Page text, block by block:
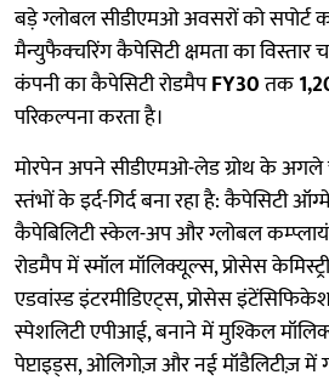
बड़े ग्लोबल सीडीएमओ अवसरों को सपोर्ट
मैन्युफैक्चरिंग कैपेसिटी क्षमता का विस्तार
कंपनी का कैपेसिटी रोडमैपFY30तक
परिकल्पना करता है।
मोरपेन अपने सीडीएमओ-लेड ग्रोथ के अगले
स्तंभों के इर्द-गिर्द बना रहा है: कैपेसिटी
कैपेबिलिटी स्केल-अप और ग्लोबल
रोडमैप में स्मॉल मॉलिक्यूल्स, प्रोसेस
एडवांस्ड इंटरमीडिएट्स, प्रोसेस
स्पेशलिटी एपीआई, बनाने में मुश्किल
पेप्टाइड्स, ओलिगोज़ और नई मॉडैलिटीज़ में